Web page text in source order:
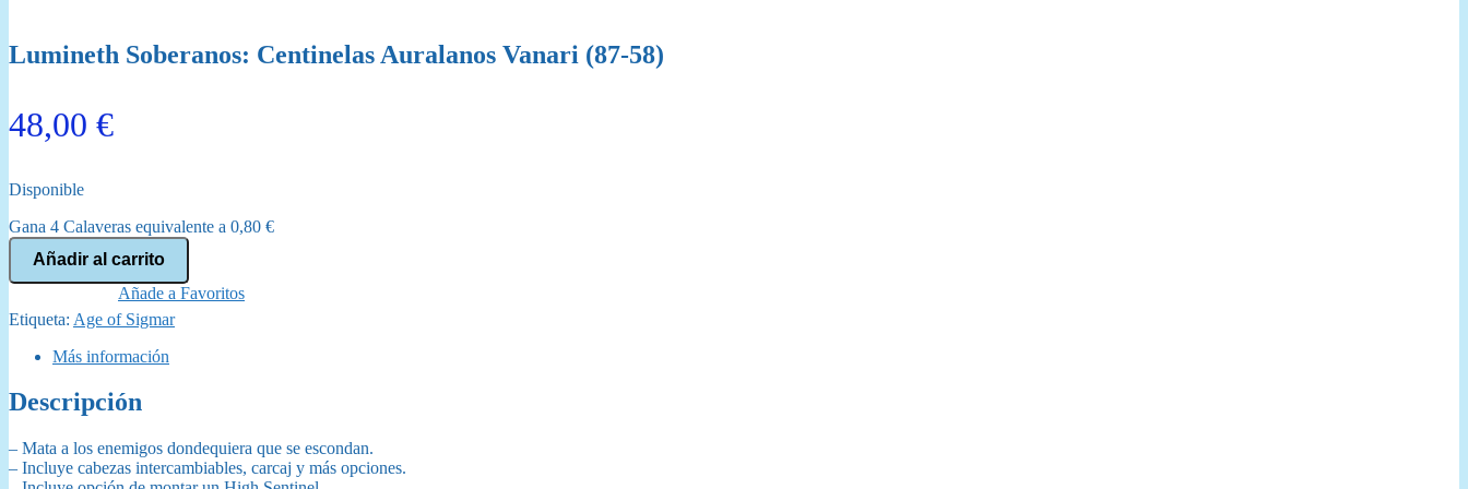
Lumineth Soberanos: Centinelas Auralanos Vanari (87-58)
48,00 €
Disponible
Gana 4 Calaveras equivalente a 0,80 €
Lumineth
Soberanos:
Centinelas
Vanari
Añadir al carrito
Añade a Favoritos
Etiqueta: Age of Sigmar
Más información
Descripción
– Mata a los enemigos dondequiera que se escondan.
– Incluye cabezas intercambiables, carcaj y más opciones.